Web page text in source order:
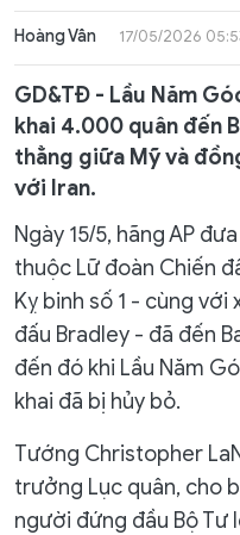
Hoàng Vân 17/05/2026
GD&TĐ - Lầu Năm
khai 4.000 quân đến
thẳng giữa Mỹ và
với Iran.
Ngày 15/5, hãng AP
thuộc Lữ đoàn Chiến
Kỵ binh số 1 - cùng
đấu Bradley - đã đến
đến đó khi Lầu Năm
khai đã bị hủy bỏ.
Tướng Christopher
trưởng Lục quân, cho
người đứng đầu Bộ Tư